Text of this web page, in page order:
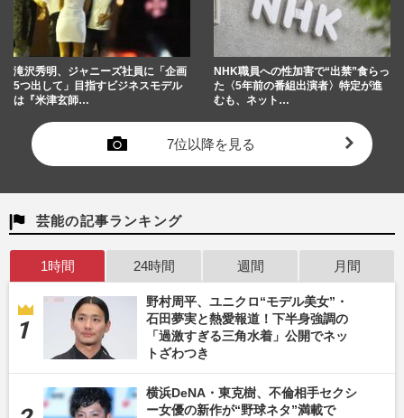
滝沢秀明、ジャニーズ社員に「企画
5つ出して」目指すビジネスモデル
は『米津玄師…
NHK職員への性加害で“出禁”食らっ
た〈5年前の番組出演者〉特定が進
むも、ネット…
7位以降を見る
芸能の記事ランキング
1時間 24時間 週間 月間
野村周平、ユニクロ“モデル美女”・
石田夢実と熱愛報道！下半身強調の
「過激すぎる三角水着」公開でネッ
トざわつき
横浜DeNA・東克樹、不倫相手セクシ
ー女優の新作が“野球ネタ”満載で